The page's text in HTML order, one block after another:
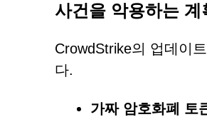
사건을 악용하는 계
CrowdStrike의 업데이
다.
가짜 암호화폐 토